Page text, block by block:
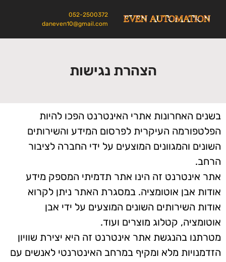
052-2500372
daneven10@gmail.com
הצהרת נגישות
בשנים האחרונות אתרי האינטרנט הפכו להיות
הפלטפורמה העיקרית לפרסום המידע והשירותים
השונים והמגוונים המוצעים על ידי החברה לציבור
הרחב.
אתר אינטרנט זה הינו אתר תדמיתי המספק מידע
אודות אבן אוטומציה. במסגרת האתר ניתן לקרוא
אודות השירותים השונים המוצעים על ידי אבן
אוטומציה, קטלוג מוצרים ועוד.
מטרתנו בהנגשת אתר אינטרנט זה היא יצירת שוויון
הזדמנויות מלא ומקיף במרחב האינטרנטי לאנשים עם